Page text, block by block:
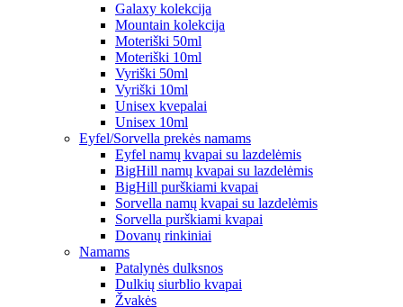
Galaxy kolekcija
Mountain kolekcija
Moteriški 50ml
Moteriški 10ml
Vyriški 50ml
Vyriški 10ml
Unisex kvepalai
Unisex 10ml
Eyfel/Sorvella prekės namams
Eyfel namų kvapai su lazdelėmis
BigHill namų kvapai su lazdelėmis
BigHill purškiami kvapai
Sorvella namų kvapai su lazdelėmis
Sorvella purškiami kvapai
Dovanų rinkiniai
Namams
Patalynės dulksnos
Dulkių siurblio kvapai
Žvakės